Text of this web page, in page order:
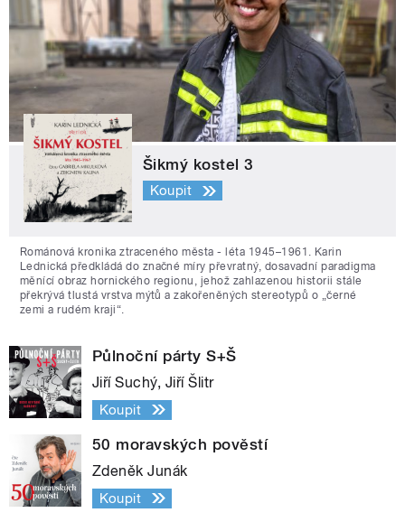
Šikmý kostel 3
Koupit
Románová kronika ztraceného města - léta 1945–1961. Karin
Lednická předkládá do značné míry převratný, dosavadní paradigma
měnící obraz hornického regionu, jehož zahlazenou historii stále
překrývá tlustá vrstva mýtů a zakořeněných stereotypů o „černé
zemi a rudém kraji“.
Půlnoční párty S+Š
Jiří Suchý, Jiří Šlitr
Koupit
50 moravských pověstí
Zdeněk Junák
Koupit